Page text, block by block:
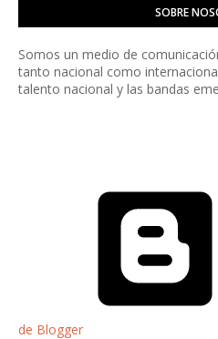
SOBRE
Somos un medio de
tanto nacional como
talento nacional y las bandas
de Blogger